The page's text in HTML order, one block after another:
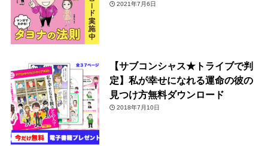
2021年7月6日
【サブコンシャス★トライブで判
定】私が幸せになれる運命の彼の
見つけ方無料ダウンロード
2018年7月10日